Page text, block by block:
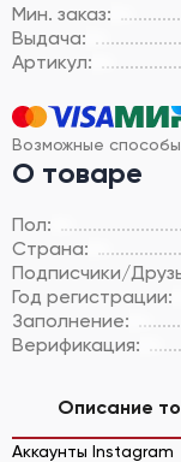
Мин. заказ:
Выдача:
Артикул:
Возможные
О товаре
Пол:
Страна:
Подписчики/
Год регистрации:
Заполнение:
Верификация:
Описание
Аккаунты Instagram